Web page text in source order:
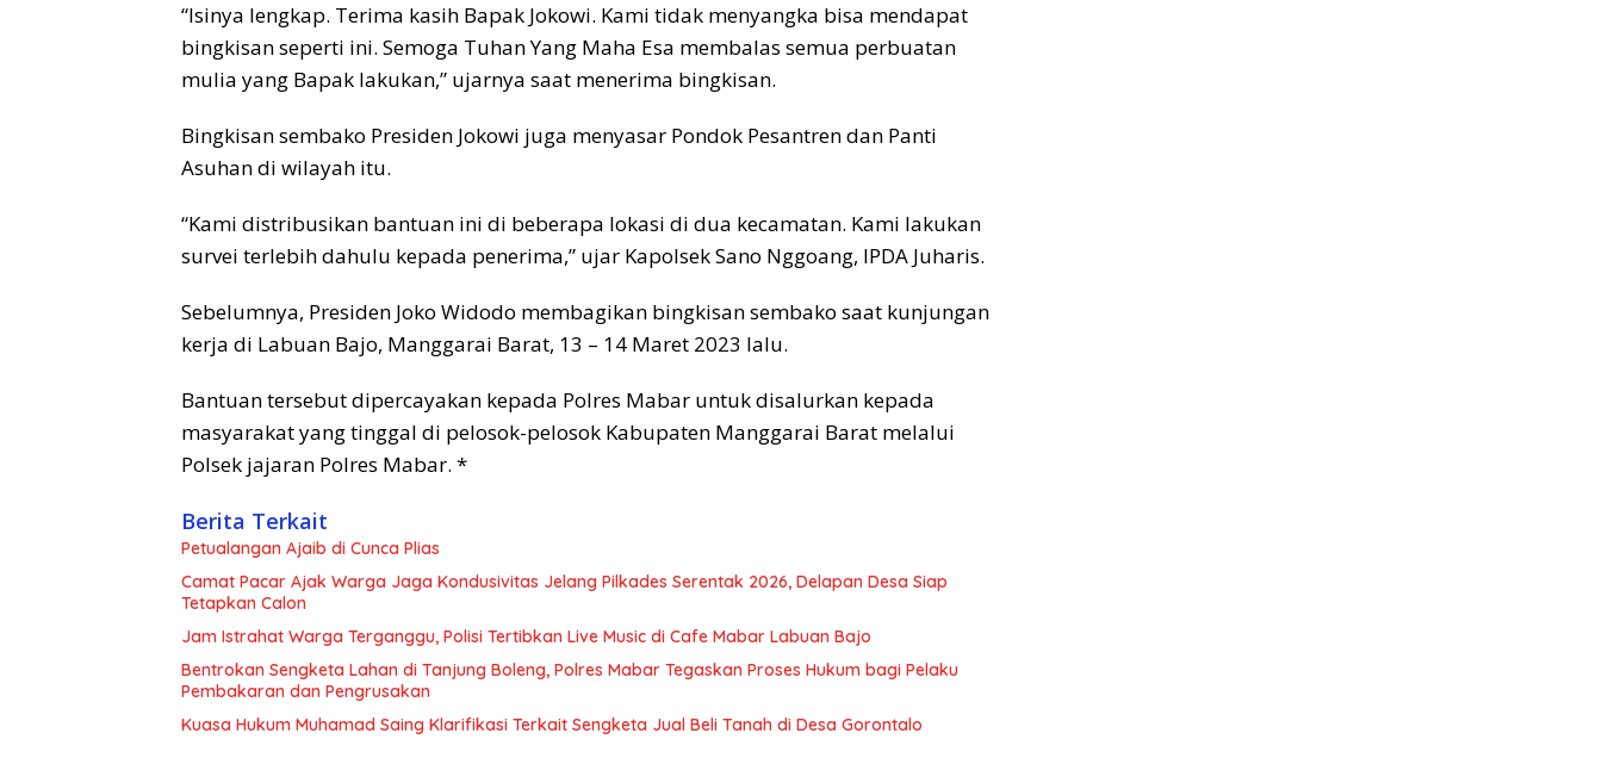
“Isinya lengkap. Terima kasih Bapak Jokowi. Kami tidak menyangka bisa mendapat
bingkisan seperti ini. Semoga Tuhan Yang Maha Esa membalas semua perbuatan
mulia yang Bapak lakukan,” ujarnya saat menerima bingkisan.
Bingkisan sembako Presiden Jokowi juga menyasar Pondok Pesantren dan Panti
Asuhan di wilayah itu.
“Kami distribusikan bantuan ini di beberapa lokasi di dua kecamatan. Kami lakukan
survei terlebih dahulu kepada penerima,” ujar Kapolsek Sano Nggoang, IPDA Juharis.
Sebelumnya, Presiden Joko Widodo membagikan bingkisan sembako saat kunjungan
kerja di Labuan Bajo, Manggarai Barat, 13 – 14 Maret 2023 lalu.
Bantuan tersebut dipercayakan kepada Polres Mabar untuk disalurkan kepada
masyarakat yang tinggal di pelosok-pelosok Kabupaten Manggarai Barat melalui
Polsek jajaran Polres Mabar. *
Berita Terkait
Petualangan Ajaib di Cunca Plias
Camat Pacar Ajak Warga Jaga Kondusivitas Jelang Pilkades Serentak 2026, Delapan Desa Siap
Tetapkan Calon
Jam Istrahat Warga Terganggu, Polisi Tertibkan Live Music di Cafe Mabar Labuan Bajo
Bentrokan Sengketa Lahan di Tanjung Boleng, Polres Mabar Tegaskan Proses Hukum bagi Pelaku
Pembakaran dan Pengrusakan
Kuasa Hukum Muhamad Saing Klarifikasi Terkait Sengketa Jual Beli Tanah di Desa Gorontalo